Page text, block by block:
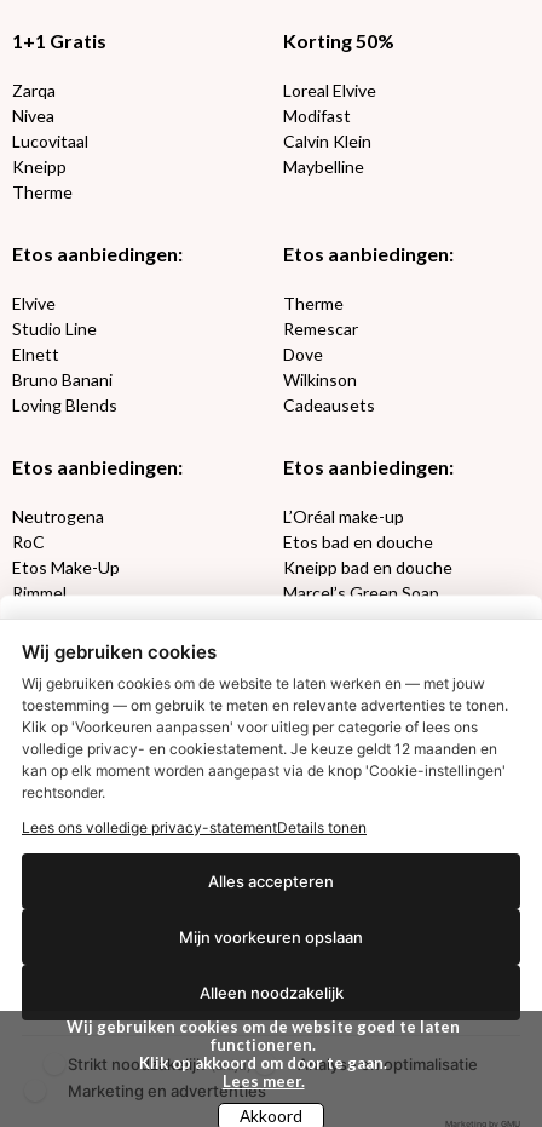
1+1 Gratis
Zarqa
Nivea
Lucovitaal
Kneipp
Therme
Korting 50%
Loreal Elvive
Modifast
Calvin Klein
Maybelline
Etos aanbiedingen:
Elvive
Studio Line
Elnett
Bruno Banani
Loving Blends
Etos aanbiedingen:
Therme
Remescar
Dove
Wilkinson
Cadeausets
Etos aanbiedingen:
Neutrogena
RoC
Etos Make-Up
Rimmel
Max Factor
Etos aanbiedingen:
L’Oréal make-up
Etos bad en douche
Kneipp bad en douche
Marcel’s Green Soap
Oral-B
Etos aanbiedingen:
Aussie
Gillette
Gezichtsverzorging
Syoss
DETOXEN
Always
Libresse
Gliss Kur
Etos billendoekjes
VISION SUN
Zwitsal SUNWij gebruiken cookies om de website goed te laten
functioneren.
Klik op akkoord om door te gaan.
Lees meer.
Akkoord
Wij gebruiken cookies
Wij gebruiken cookies om de website te laten werken en — met jouw
toestemming — om gebruik te meten en relevante advertenties te tonen.
Klik op 'Voorkeuren aanpassen' voor uitleg per categorie of lees ons
volledige privacy- en cookiestatement. Je keuze geldt 12 maanden en
kan op elk moment worden aangepast via de knop 'Cookie-instellingen'
rechtsonder.
Lees ons volledige privacy-statementDetails tonen
Alles accepteren
Mijn voorkeuren opslaan
Alleen noodzakelijk
Strikt noodzakelijk(altijd)
Analyse en optimalisatie
Marketing en advertenties
Marketing by GMU
€2,50 korting?
Ja, ik wil korting